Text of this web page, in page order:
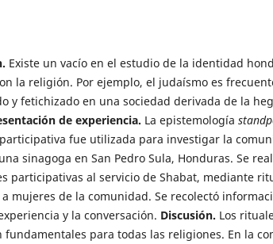
Existe un vacío en el estudio de la identidad
la religión. Por ejemplo, el judaísmo es
y fetichizado en una sociedad derivada de la
de experiencia. La epistemología
fue utilizada para investigar la
sinagoga en San Pedro Sula, Honduras. Se
participativas al servicio de Shabat, mediante
mujeres de la comunidad. Se recolectó
y la conversación. Discusión. Los
fundamentales para todas las religiones. En la